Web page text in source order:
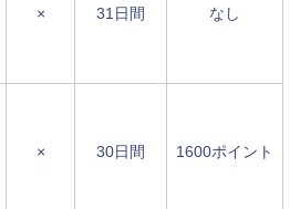
× 31日間 なし
× 30日間 1600ポイント